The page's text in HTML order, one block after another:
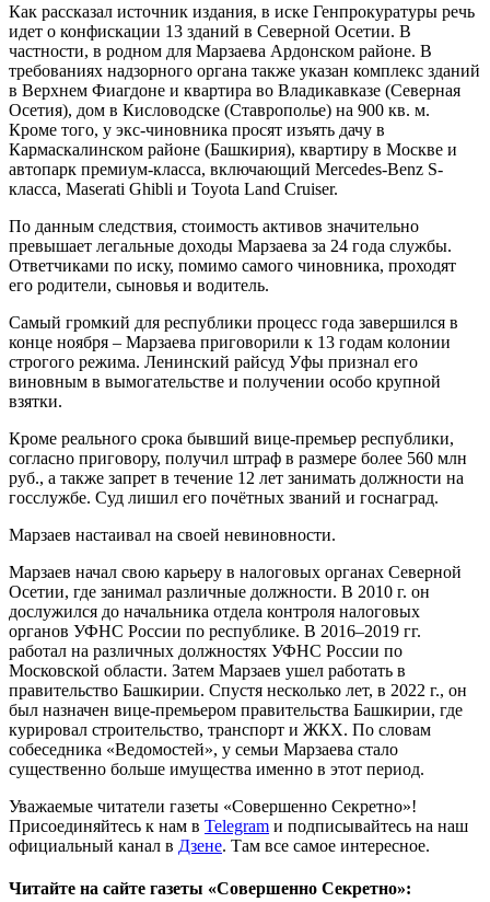
Как рассказал источник издания, в иске Генпрокуратуры речь
идет о конфискации 13 зданий в Северной Осетии. В
частности, в родном для Марзаева Ардонском районе. В
требованиях надзорного органа также указан комплекс зданий
в Верхнем Фиагдоне и квартира во Владикавказе (Северная
Осетия), дом в Кисловодске (Ставрополье) на 900 кв. м.
Кроме того, у экс-чиновника просят изъять дачу в
Кармаскалинском районе (Башкирия), квартиру в Москве и
автопарк премиум-класса, включающий Mercedes-Benz S-
класса, Maserati Ghibli и Toyota Land Cruiser.
По данным следствия, стоимость активов значительно
превышает легальные доходы Марзаева за 24 года службы.
Ответчиками по иску, помимо самого чиновника, проходят
его родители, сыновья и водитель.
Самый громкий для республики процесс года завершился в
конце ноября – Марзаева приговорили к 13 годам колонии
строгого режима. Ленинский райсуд Уфы признал его
виновным в вымогательстве и получении особо крупной
взятки.
Кроме реального срока бывший вице-премьер республики,
согласно приговору, получил штраф в размере более 560 млн
руб., а также запрет в течение 12 лет занимать должности на
госслужбе. Суд лишил его почётных званий и госнаград.
Марзаев настаивал на своей невиновности.
Марзаев начал свою карьеру в налоговых органах Северной
Осетии, где занимал различные должности. В 2010 г. он
дослужился до начальника отдела контроля налоговых
органов УФНС России по республике. В 2016–2019 гг.
работал на различных должностях УФНС России по
Московской области. Затем Марзаев ушел работать в
правительство Башкирии. Спустя несколько лет, в 2022 г., он
был назначен вице-премьером правительства Башкирии, где
курировал строительство, транспорт и ЖКХ. По словам
собеседника «Ведомостей», у семьи Марзаева стало
существенно больше имущества именно в этот период.
Уважаемые читатели газеты «Совершенно Секретно»!
Присоединяйтесь к нам в Telegram и подписывайтесь на наш
официальный канал в Дзене. Там все самое интересное.
Читайте на сайте газеты «Совершенно Секретно»: